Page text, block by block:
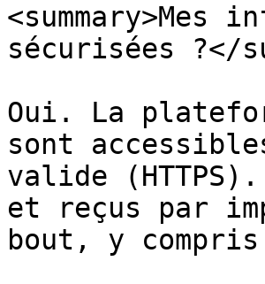
sécurisées ?</
Oui. La
sont
valide
et reçus par
bout, y